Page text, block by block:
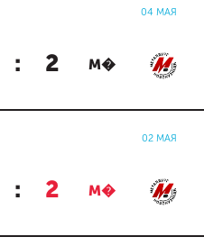
04 МАЯ
: 2 М�
02 МАЯ
: 2 М�